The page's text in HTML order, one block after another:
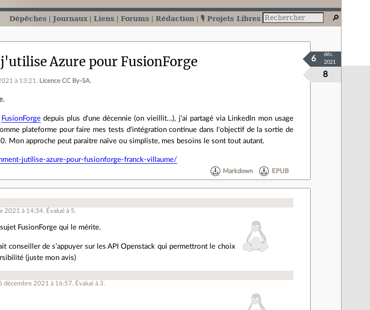
Dépêches Journaux Liens Forums Rédaction 🎙️ Projets Libres
Azure pour FusionForge
à 13:21 . Licence CC By‑SA.
8
6
déc.
2021
FusionForgedepuis plus d'une décennie (on vieillit…), j'ai partagé via LinkedIn mon usage
plateforme pour faire mes tests d'intégration continue dans l'objectif de la sortie de
Mon approche peut paraitre naïve ou simpliste, mes besoins le sont tout autant.
jutilise-azure-pour-fusionforge-franck-villaume/
Markdown EPUB
2021 à 14:34. Évalué à 5.
FusionForge qui le mérite.
conseiller de s’appuyer sur les API Openstack qui permettront le choix
(juste mon avis)
décembre 2021 à 16:57. Évalué à 3.